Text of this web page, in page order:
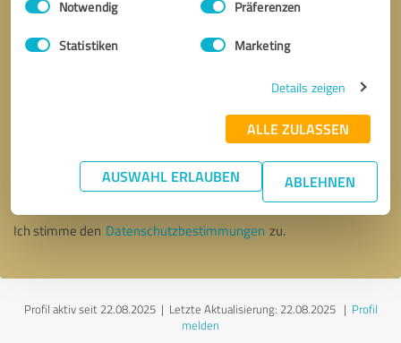
Notwendig Präferenzen
Statistiken Marketing
Details zeigen
ALLE ZULASSEN
AUSWAHL ERLAUBEN ABLEHNEN
* Erforderliche Angaben
Nachricht senden
Ich stimme den Datenschutzbestimmungen zu.
Profil aktiv seit 22.08.2025 | Letzte Aktualisierung: 22.08.2025| Profil
melden